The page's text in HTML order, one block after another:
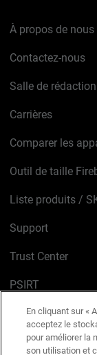
À propos de nous
Contactez-nous
Salle de rédaction
Carrières
Comparer les
Outil de taille
Liste produits /
Support
Trust Center
PSIRT
Avis sur les
Politique de
En cliquant sur «
acceptez le
pour améliorer la
son utilisation et